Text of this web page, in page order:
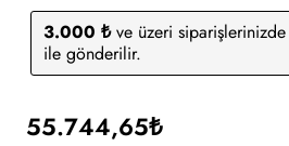
3.000 ₺ve üzeri siparişlerinizde
ile gönderilir.
55.744,65₺